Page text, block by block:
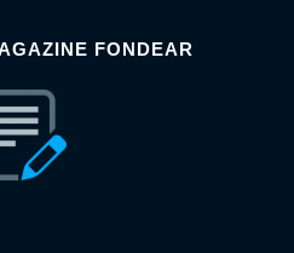
FONDEAR